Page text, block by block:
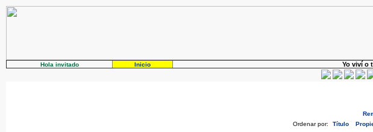
Hola invitado Inicio Yo viví o
Ordenar por:
Título